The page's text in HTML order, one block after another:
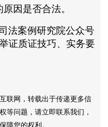
因是否合法。
法案例研究院公众号
证质证技巧、实务要
联网，转载出于传递更多信
等问题，请立即联系我们，
障您的权利。